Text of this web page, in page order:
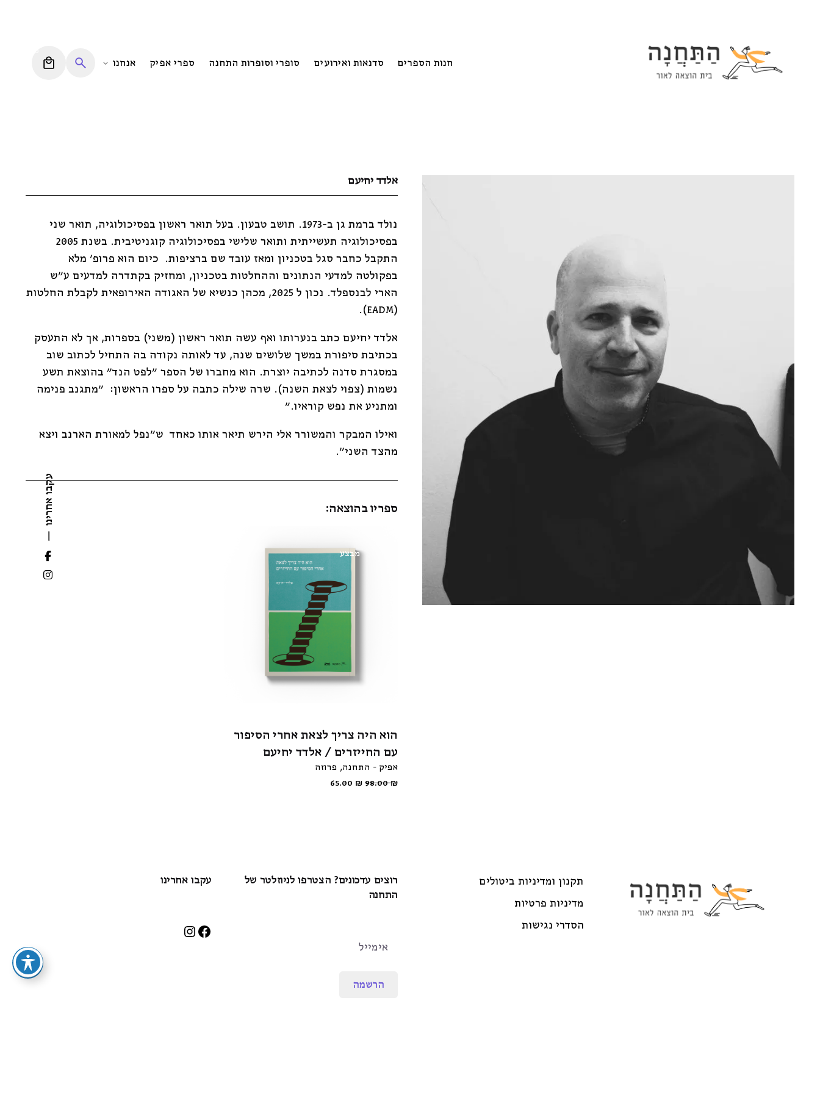
עקבו אחרינו
חנות הספרים סדנאות ואירועים סופרי וסופרות התחנה ספרי אפיק אנחנו
אלדד יחיעם
נולד ברמת גן ב-1973. תושב טבעון. בעל תואר ראשון בפסיכולוגיה, תואר שני
בפסיכולוגיה תעשייתית ותואר שלישי בפסיכולוגיה קוגניטיבית. בשנת 2005
התקבל כחבר סגל בטכניון ומאז עובד שם ברציפות. כיום הוא פרופ' מלא
בפקולטה למדעי הנתונים וההחלטות בטכניון, ומחזיק בקתדרה למדעים ע"ש
הארי לבנספלד. נכון ל 2025, מכהן כנשיא של האגודה האירופאית לקבלת החלטות
(EADM).
אלדד יחיעם כתב בנערותו ואף עשה תואר ראשון (משני) בספרות, אך לא התעסק
בכתיבת סיפורת במשך שלושים שנה, עד לאותה נקודה בה התחיל לכתוב שוב
במסגרת סדנה לכתיבה יוצרת. הוא מחברו של הספר "לפט הנד" בהוצאת תשע
נשמות (צפוי לצאת השנה). שרה שילה כתבה על ספרו הראשון: "מתגנב פנימה
ומתניע את נפש קוראיו."
ואילו המבקר והמשורר אלי הירש תיאר אותו כאחד ש"נפל למאורת הארנב ויצא
מהצד השני".
ספריו בהוצאה:
מבצע
הוא היה צריך לצאת אחרי הסיפור
עם החייזרים / אלדד יחיעם
אפיק - התחנה פרוזה
98.00₪
65.00 ₪
תקנון ומדיניות ביטולים
מדיניות פרטיות
הסדרי נגישות
רוצים עדכונים? הצטרפו לניוזלטר של
התחנה
הרשמה
עקבו אחרינו